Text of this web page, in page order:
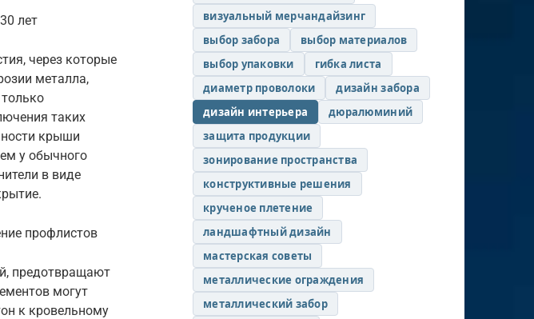
лет
через которые
металла,
таких
крыши
у обычного
в виде
профлистов
предотвращают
могут
к кровельному
визуальный мерчандайзинг
выбор забора
выбор материалов
выбор упаковки
гибка листа
диаметр проволоки
дизайн забора
дизайн интерьера
дюралюминий
защита продукции
зонирование пространства
конструктивные решения
крученое плетение
ландшафтный дизайн
мастерская советы
металлические ограждения
металлический забор